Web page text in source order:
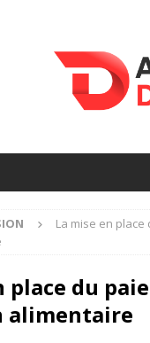
La mise en
place du
alimentaire